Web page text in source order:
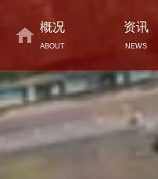
概况
ABOUT
资讯
NEWS